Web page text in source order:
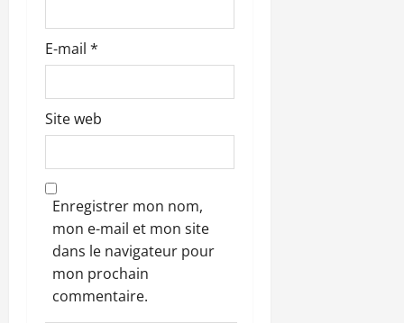
E-mail *
Site web
Enregistrer mon nom,
mon e-mail et mon site
dans le navigateur pour
mon prochain
commentaire.